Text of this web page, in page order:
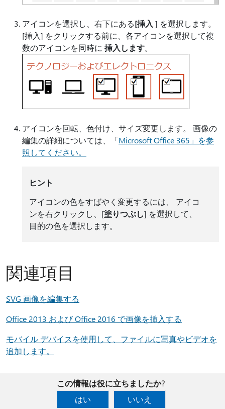
アイコンを選択し、右下にある[挿入 ] を選択します。
[挿入] をクリックする前に、各アイコンを選択して複
数のアイコンを同時に 挿入します。
アイコンを回転、色付け、サイズ変更します。 画像の
編集の詳細については、「Microsoft Office 365」を参
照してください。
ヒント
アイコンの色をすばやく変更するには、 アイコ
ンを右クリックし、[塗りつぶし] を選択して、
目的の色を選択します。
関連項目
SVG 画像を編集する
Office 2013 および Office 2016 で画像を挿入する
モバイル デバイスを使用して、ファイルに写真やビデオを
追加します。
この情報は役に立ちましたか?
はい
いいえ